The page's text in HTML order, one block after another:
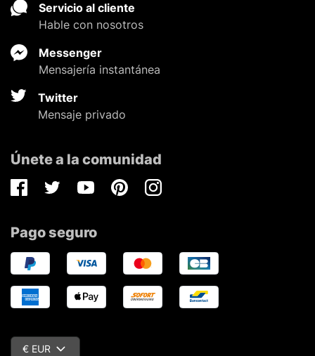
Servicio al cliente
Hable con nosotros
Messenger
Mensajería instantánea
Twitter
Mensaje privado
Únete a la comunidad
FacebookTwitterYoutubePinterestInstagram
Pago seguro
€ EUR